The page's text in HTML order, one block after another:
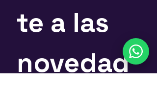
te a las
novedad